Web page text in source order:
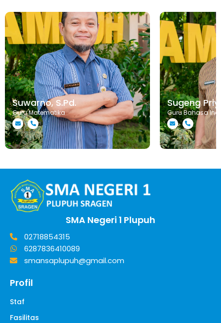
Suwarno, S.Pd.
Guru Matematika
Sugeng
Guru Bahasa
SMA Negeri 1 Plupuh
02718854315
6287836410089
smansaplupuh@gmail.com
Profil
Staf
Fasilitas